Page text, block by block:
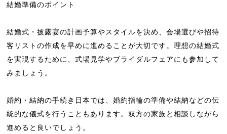
結婚準備のポイント
結婚式・披露宴の計画予算やスタイルを決め、会場選びや招待
客リストの作成を早めに進めることが大切です。理想の結婚式
を実現するために、式場見学やブライダルフェアにも参加して
みましょう。
婚約・結納の手続き日本では、婚約指輪の準備や結納などの伝
統的な儀式を行うこともあります。双方の家族と相談しながら
進めると良いでしょう。